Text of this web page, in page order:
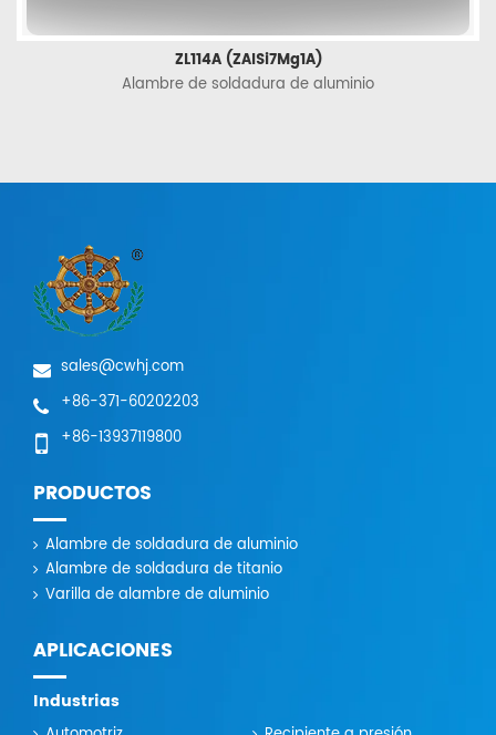
ZL114A (ZAlSi7Mg1A)
Alambre de soldadura de aluminio
sales@cwhj.com
+86-371-60202203
+86-13937119800
PRODUCTOS
Alambre de soldadura de aluminio
Alambre de soldadura de titanio
Varilla de alambre de aluminio
APLICACIONES
Industrias